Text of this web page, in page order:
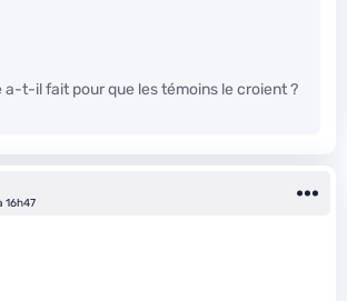
a-t-il fait pour que les témoins le croient ?
16h47